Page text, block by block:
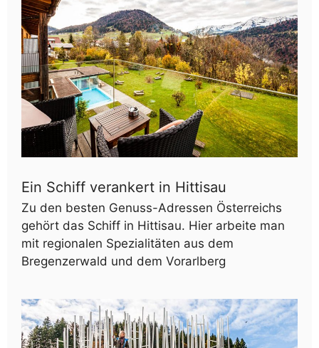
Ein Schiff verankert in Hittisau
Zu den besten Genuss-Adressen Österreichs
gehört das Schiff in Hittisau. Hier arbeite man
mit regionalen Spezialitäten aus dem
Bregenzerwald und dem Vorarlberg